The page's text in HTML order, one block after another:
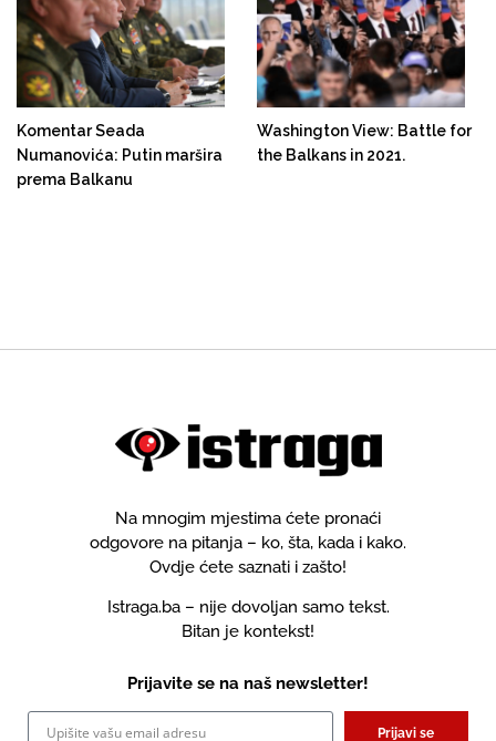
Komentar Seada
Numanovića: Putin maršira
prema Balkanu
Washington View: Battle for
the Balkans in 2021.
Na mnogim mjestima ćete pronaći
odgovore na pitanja – ko, šta, kada i kako.
Ovdje ćete saznati i zašto!
Istraga.ba – nije dovoljan samo tekst.
Bitan je kontekst!
Prijavite se na naš newsletter!
Prijavi se